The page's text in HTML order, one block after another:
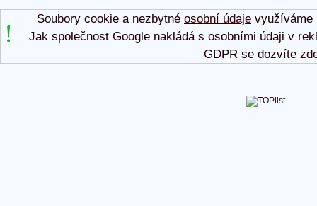
Soubory cookie a nezbytné osobní údajevyužíváme
Jak společnost Google nakládá s osobními údaji v
GDPR se dozvíte